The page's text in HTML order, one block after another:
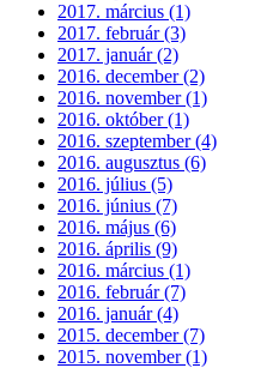
2017. március (1)
2017. február (3)
2017. január (2)
2016. december (2)
2016. november (1)
2016. október (1)
2016. szeptember (4)
2016. augusztus (6)
2016. július (5)
2016. június (7)
2016. május (6)
2016. április (9)
2016. március (1)
2016. február (7)
2016. január (4)
2015. december (7)
2015. november (1)